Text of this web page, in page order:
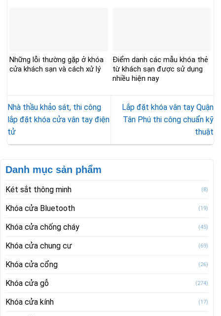
Những lỗi thường gặp ở khóa
cửa khách sạn và cách xử lý
Điểm danh các mẫu khóa thẻ
từ khách sạn được sử dụng
nhiều hiện nay
Nhà thầu khảo sát, thi công
lắp đặt khóa cửa vân tay điện
tử
Lắp đặt khóa vân tay Quận
Tân Phú thi công chuẩn kỹ
thuật
Danh mục sản phẩm
Két sắt thông minh (8)
Khóa cửa Bluetooth (19)
Khóa cửa chống cháy (45)
Khóa cửa chung cư (69)
Khóa cửa cổng (26)
Khóa cửa gỗ (274)
Khóa cửa kính (17)